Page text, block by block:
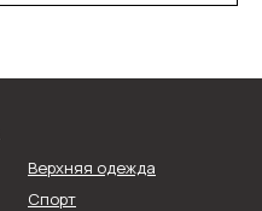
Спорт
Верхняя одежда